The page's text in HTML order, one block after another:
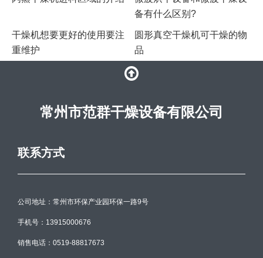
备有什么区别?
干燥机想要更好的使用要注
重维护
​圆形真空干燥机可干燥的物
品
常州市范群干燥设备有限公司
联系方式
公司地址：常州市环保产业园环保一路9号
手机号：13915000676
销售电话：0519-88817673